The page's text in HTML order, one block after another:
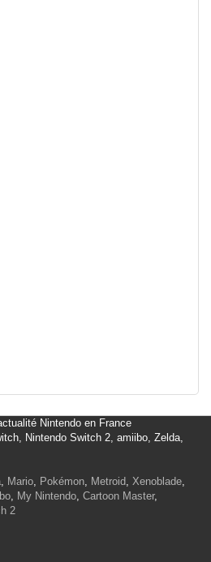
Nintendo en France
Nintendo Switch 2, amiibo, Zelda,
, Mario, Pokémon, Metroid, Xenoblade,
, My Nintendo, Cartoon Master,
2